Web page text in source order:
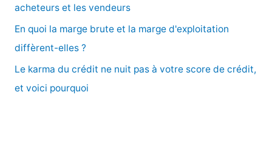
:
acheteurs et les vendeurs
En quoi la marge brute et la marge d'exploitation
diffèrent-elles ?
Le karma du crédit ne nuit pas à votre score de crédit,
et voici pourquoi